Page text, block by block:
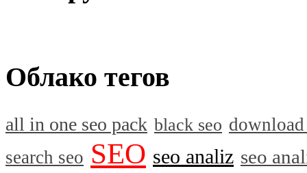
Облако тегов
all in one seo pack black seo download
search seo SEO seo analiz seo